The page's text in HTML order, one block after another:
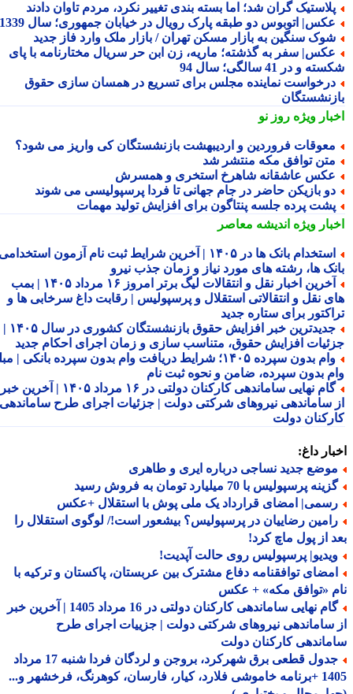
گران شد؛ اما بسته بندی تغییر نکرد، مردم تاوان دادند
اتوبوس دو طبقه پارک رویال در خیابان جمهوری؛ سال 1339
سنگین به بازار مسکن تهران / بازار ملک وارد فاز جدید
سفر به گذشته؛ ماریه، زن ابن حر سریال مختارنامه با پای
و در 41 سالگی؛ سال 94
نماینده مجلس برای تسریع در همسان سازی حقوق
ویژهروز نو
فروردین و اردیبهشت بازنشستگان کی واریز می شود؟
توافق مکه منتشر شد
عاشقانه شاهرخ استخری و همسرش
بازیکن حاضر در جام جهانی تا فردا پرسپولیسی می شوند
پرده جلسه پنتاگون برای افزایش تولید مهمات
ویژهاندیشه معاصر
استخدام بانک ها در ۱۴۰۵ | آخرین شرایط ثبت نام آزمون استخدامی
ها، رشته های مورد نیاز و زمان جذب نیرو
آخرین اخبار نقل و انتقالات لیگ برتر امروز ۱۶ مرداد ۱۴۰۵ | بمب
نقل و انتقالاتی استقلال و پرسپولیس | رقابت داغ سرخابی ها و
برای ستاره جدید
جدیدترین خبر افزایش حقوق بازنشستگان کشوری در سال ۱۴۰۵ |
افزایش حقوق، متناسب سازی و زمان اجرای احکام جدید
وام بدون سپرده ۱۴۰۵؛ شرایط دریافت وام بدون سپرده بانکی | مبلغ
بدون سپرده، ضامن و نحوه ثبت نام
گام نهایی ساماندهی کارکنان دولتی در ۱۶ مرداد ۱۴۰۵ | آخرین خبر
ساماندهی نیروهای شرکتی دولت | جزئیات اجرای طرح ساماندهی
دولت
داغ:
جدید نساجی درباره ایری و طاهری
پرسپولیس با 70 میلیارد تومان به فروش رسید
امضای قرارداد یک ملی پوش با استقلال +عکس
رضاییان در پرسپولیس؟ بیشعور است!/ لوگوی استقلال را
از پول ماچ کرد!
پرسپولیس روی حالت آپدیت!
توافقنامه دفاع مشترک بین عربستان، پاکستان و ترکیه با
«توافق مکه» + عکس
گام نهایی ساماندهی کارکنان دولتی در 16 مرداد 1405 | آخرین خبر
ساماندهی نیروهای شرکتی دولت | جزییات اجرای طرح
کارکنان دولت
جدول قطعی برق شهرکرد، بروجن و لردگان فردا شنبه 17 مرداد
1405 +برنامه خاموشی فلارد، کیار، فارسان، کوهرنگ، فرخشهر و...